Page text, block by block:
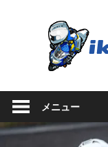
ッ
ち
ん
メニュー